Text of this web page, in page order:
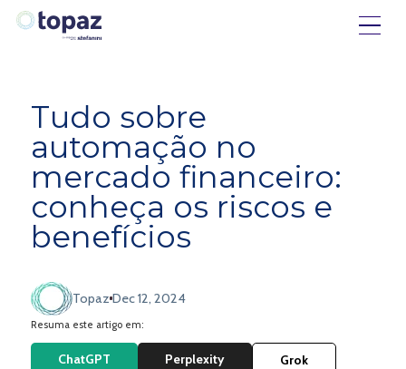
Tudo sobre
automação no
mercado financeiro:
conheça os riscos e
benefícios
Topaz Dec 12, 2024
Resuma este artigo em:
ChatGPT Perplexity Grok